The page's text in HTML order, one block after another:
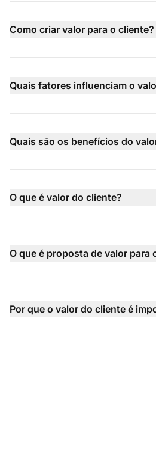
Como criar valor para o cliente?
Quais fatores influenciam o
Quais são os benefícios do
O que é valor do cliente?
O que é proposta de valor para
Por que o valor do cliente é